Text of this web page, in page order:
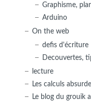
Graphisme,
Arduino
On the web
defis d'écriture
Decouvertes,
lecture
Les calculs
Le blog du grouik